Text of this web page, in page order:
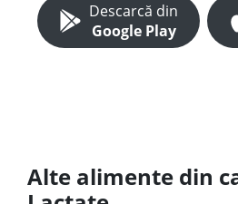
Descarcă din
Google Play
Alte alimente din